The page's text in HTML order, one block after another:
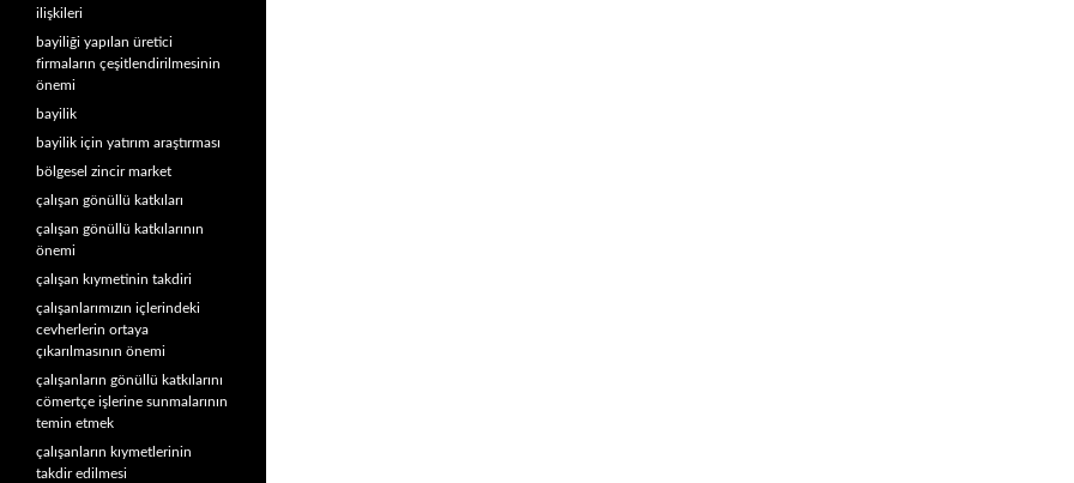
ilişkileri
bayiliği yapılan üretici
firmaların çeşitlendirilmesinin
önemi
bayilik
bayilik için yatırım araştırması
bölgesel zincir market
çalışan gönüllü katkıları
çalışan gönüllü katkılarının
önemi
çalışan kıymetinin takdiri
çalışanlarımızın içlerindeki
cevherlerin ortaya
çıkarılmasının önemi
çalışanların gönüllü katkılarını
cömertçe işlerine sunmalarının
temin etmek
çalışanların kıymetlerinin
takdir edilmesi